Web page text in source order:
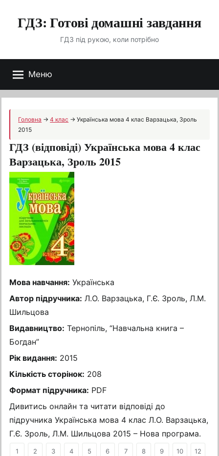
ГДЗ: Готові домашні завдання
ГДЗ під рукою, коли потрібно
Меню
Головна →4 клас →Українська мова 4 клас Варзацька, Зроль
2015
ГДЗ (відповіді) Українська мова 4 клас
Варзацька, Зроль 2015
Мова навчання: Українська
Автор підручника: Л.О. Варзацька, Г.Є. Зроль, Л.М.
Шильцова
Видавництво: Тернопіль, “Навчальна книга –
Богдан”
Рік видання: 2015
Кількість сторінок: 208
Формат підручника: PDF
Дивитись онлайн та читати відповіді до
підручника Українська мова 4 клас Л.О. Варзацька,
Г.Є. Зроль, Л.М. Шильцова 2015 – Нова програма.
1 2 3 4 5 6 7 8 9 10 12